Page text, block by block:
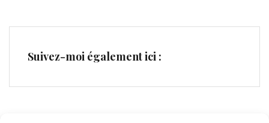
Suivez-moi également ici :